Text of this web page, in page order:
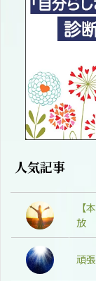
人気記事
【
放
頑